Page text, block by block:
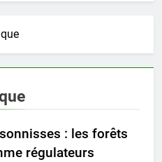
: les forêts
régulateurs